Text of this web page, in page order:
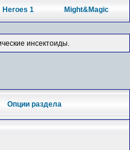
Heroes 1 Might&Magic
инсектоиды.
Опции раздела